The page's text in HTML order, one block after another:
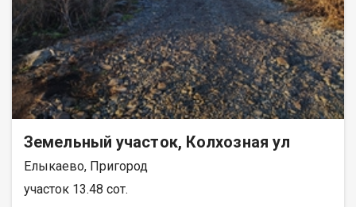
Земельный участок, Колхозная ул
Елыкаево, Пригород
участок 13.48 сот.